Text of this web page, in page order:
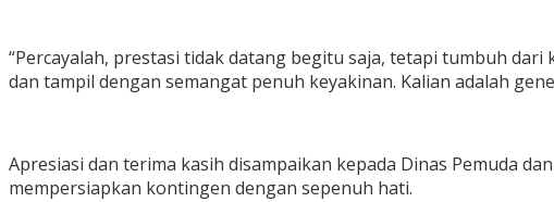
“Percayalah, prestasi tidak datang begitu saja, tetapi tumbuh
dan tampil dengan semangat penuh keyakinan. Kalian adalah
Apresiasi dan terima kasih disampaikan kepada Dinas Pemuda
mempersiapkan kontingen dengan sepenuh hati.